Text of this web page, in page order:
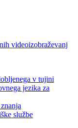
videoizobraževanj
v tujini
jezika za
službe